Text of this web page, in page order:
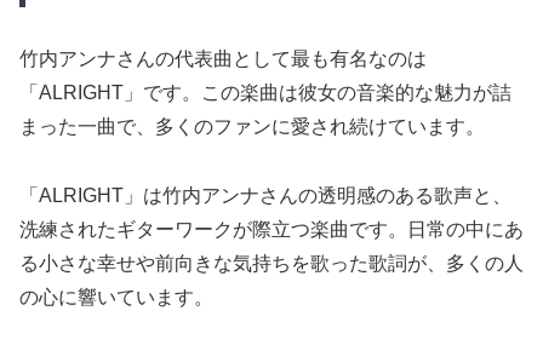
竹内アンナさんの代表曲として最も有名なのは
「ALRIGHT」です。この楽曲は彼女の音楽的な魅力が詰
まった一曲で、多くのファンに愛され続けています。
「ALRIGHT」は竹内アンナさんの透明感のある歌声と、
洗練されたギターワークが際立つ楽曲です。日常の中にあ
る小さな幸せや前向きな気持ちを歌った歌詞が、多くの人
の心に響いています。